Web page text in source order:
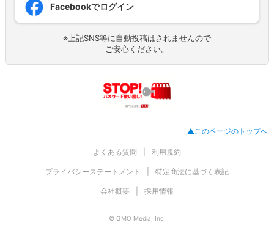
Facebookでログイン
※上記SNS等に自動投稿はされませんので
ご安心ください。
▲このページのトップへ
よくある質問 利用規約
プライバシーステートメント 特定商法に基づく表記
会社概要 採用情報
© GMO Media, Inc.